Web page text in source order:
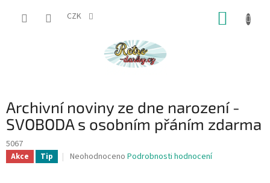
CZK
Archivní noviny ze dne narození -
SVOBODA s osobním přáním zdarma
5067
Akce Tip
Průměrné
Neohodnoceno Podrobnosti hodnocení